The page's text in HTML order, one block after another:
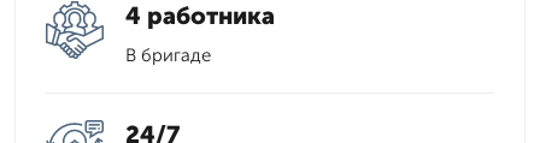
4 работника
В бригаде
24/7